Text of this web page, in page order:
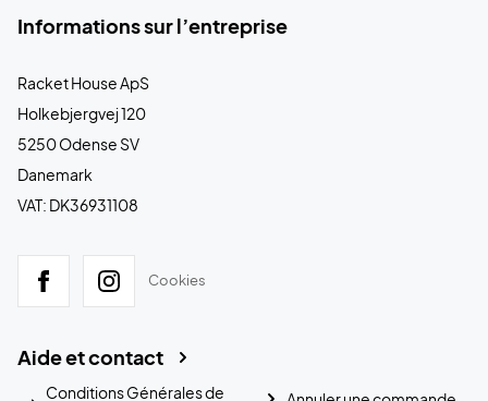
Informations sur l’entreprise
Racket House ApS
Holkebjergvej 120
5250 Odense SV
Danemark
VAT: DK36931108
Cookies
Aide et contact
Conditions Générales de